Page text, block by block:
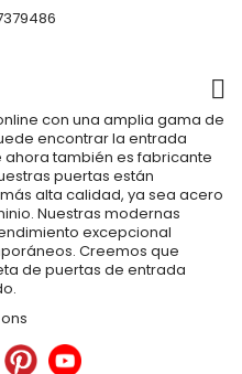
con una amplia gama de
encontrar la entrada
también es fabricante
puertas están
alta calidad, ya sea acero
Nuestras modernas
excepcional
Creemos que
de puertas de entrada